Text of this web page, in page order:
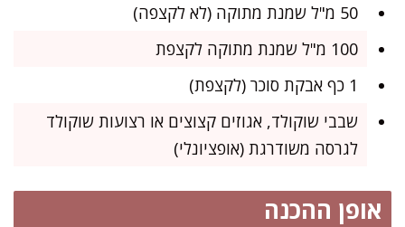
50 מ"ל שמנת מתוקה (לא לקצפה)
100 מ"ל שמנת מתוקה לקצפת
1 כף אבקת סוכר (לקצפת)
שבבי שוקולד, אגוזים קצוצים או רצועות שוקולד
לגרסה משודרגת (אופציונלי)
אופן ההכנה